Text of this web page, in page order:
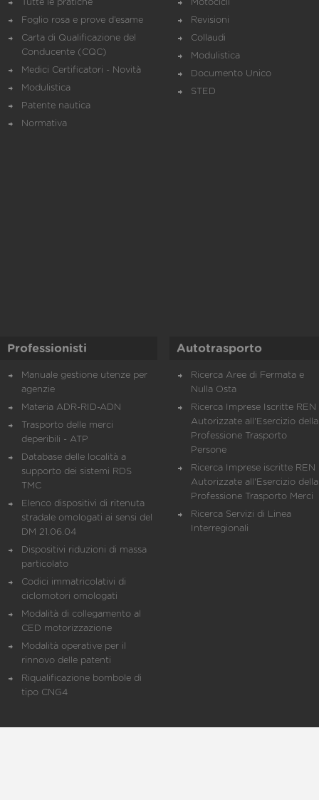
Tutte le pratiche
Foglio rosa e prove d’esame
Carta di Qualificazione del
Conducente (CQC)
Medici Certificatori - Novità
Modulistica
Patente nautica
Normativa
Motocicli
Revisioni
Collaudi
Modulistica
Documento Unico
STED
Professionisti
Manuale gestione utenze per
agenzie
Materia ADR-RID-ADN
Trasporto delle merci
deperibili - ATP
Database delle località a
supporto dei sistemi RDS
TMC
Elenco dispositivi di ritenuta
stradale omologati ai sensi del
DM 21.06.04
Dispositivi riduzioni di massa
particolato
Codici immatricolativi di
ciclomotori omologati
Modalità di collegamento al
CED motorizzazione
Modalità operative per il
rinnovo delle patenti
Riqualificazione bombole di
tipo CNG4
Autotrasporto
Ricerca Aree di Fermata e
Nulla Osta
Ricerca Imprese Iscritte REN
Autorizzate all'Esercizio della
Professione Trasporto
Persone
Ricerca Imprese iscritte REN
Autorizzate all'Esercizio della
Professione Trasporto Merci
Ricerca Servizi di Linea
Interregionali